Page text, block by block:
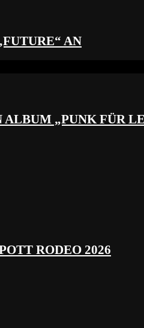
AN
ALBUM „PUNK FÜR
RODEO 2026